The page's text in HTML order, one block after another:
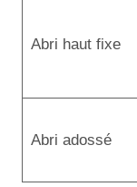
Abri haut fixe
Abri adossé